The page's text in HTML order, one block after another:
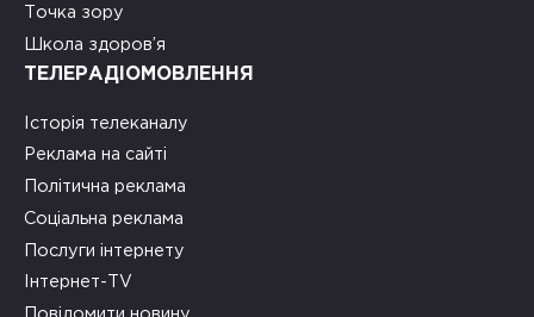
Точка зору
Школа здоров’я
ТЕЛЕРАДІОМОВЛЕННЯ
Історія телеканалу
Реклама на сайті
Політична реклама
Соціальна реклама
Послуги інтернету
Інтернет-TV